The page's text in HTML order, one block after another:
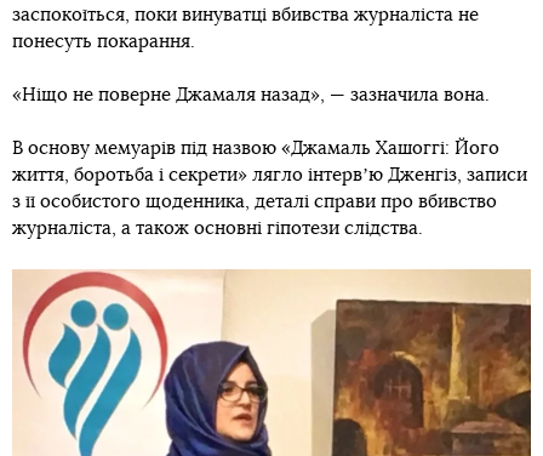
заспокоїться, поки винуватці вбивства журналіста не
понесуть покарання.
«Ніщо не поверне Джамаля назад», — зазначила вона.
В основу мемуарів під назвою «Джамаль Хашоггі: Його
життя, боротьба і секрети» лягло інтервʼю Дженгіз, записи
з її особистого щоденника, деталі справи про вбивство
журналіста, а також основні гіпотези слідства.